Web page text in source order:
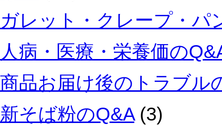
ガレット・クレープ・パ
人病・医療・栄養価の
商品お届け後のトラブル
新そば粉のQ&A(3)